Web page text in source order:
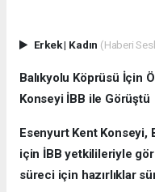
Erkek| Kadın (Haberi
Balıkyolu Köprüsü İçin
Konseyi İBB ile Görüştü
Esenyurt Kent Konseyi,
için İBB yetkilileriyle
süreci için hazırlıklar